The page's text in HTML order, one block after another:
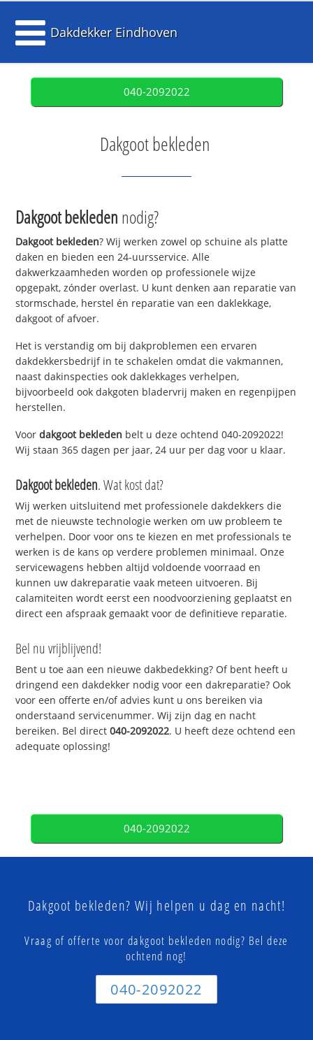
Dakdekker Eindhoven
040-2092022
Dakgoot bekleden
Dakgoot bekleden nodig?
Dakgoot bekleden? Wij werken zowel op schuine als platte
daken en bieden een 24-uursservice. Alle
dakwerkzaamheden worden op professionele wijze
opgepakt, zónder overlast. U kunt denken aan reparatie van
stormschade, herstel én reparatie van een daklekkage,
dakgoot of afvoer.
Het is verstandig om bij dakproblemen een ervaren
dakdekkersbedrijf in te schakelen omdat die vakmannen,
naast dakinspecties ook daklekkages verhelpen,
bijvoorbeeld ook dakgoten bladervrij maken en regenpijpen
herstellen.
Voordakgoot bekleden belt u deze ochtend 040-2092022!
Wij staan 365 dagen per jaar, 24 uur per dag voor u klaar.
Dakgoot bekleden. Wat kost dat?
Wij werken uitsluitend met professionele dakdekkers die
met de nieuwste technologie werken om uw probleem te
verhelpen. Door voor ons te kiezen en met professionals te
werken is de kans op verdere problemen minimaal. Onze
servicewagens hebben altijd voldoende voorraad en
kunnen uw dakreparatie vaak meteen uitvoeren. Bij
calamiteiten wordt eerst een noodvoorziening geplaatst en
direct een afspraak gemaakt voor de definitieve reparatie.
Bel nu vrijblijvend!
Bent u toe aan een nieuwe dakbedekking? Of bent heeft u
dringend een dakdekker nodig voor een dakreparatie? Ook
voor een offerte en/of advies kunt u ons bereiken via
onderstaand servicenummer. Wij zijn dag en nacht
bereiken. Bel direct040-2092022. U heeft deze ochtend een
adequate oplossing!
040-2092022
Dakgoot bekleden? Wij helpen u dag en nacht!
Vraag of offerte voor dakgoot bekleden nodig? Bel deze
ochtend nog!
040-2092022